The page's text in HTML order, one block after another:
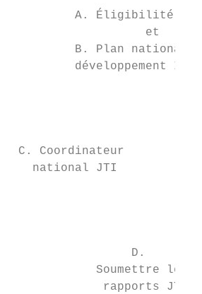
A. Éligibilité à
et
B. Plan national
développement
C. Coordinateur
national JTI
D.
Soumettre les
rapports JTI